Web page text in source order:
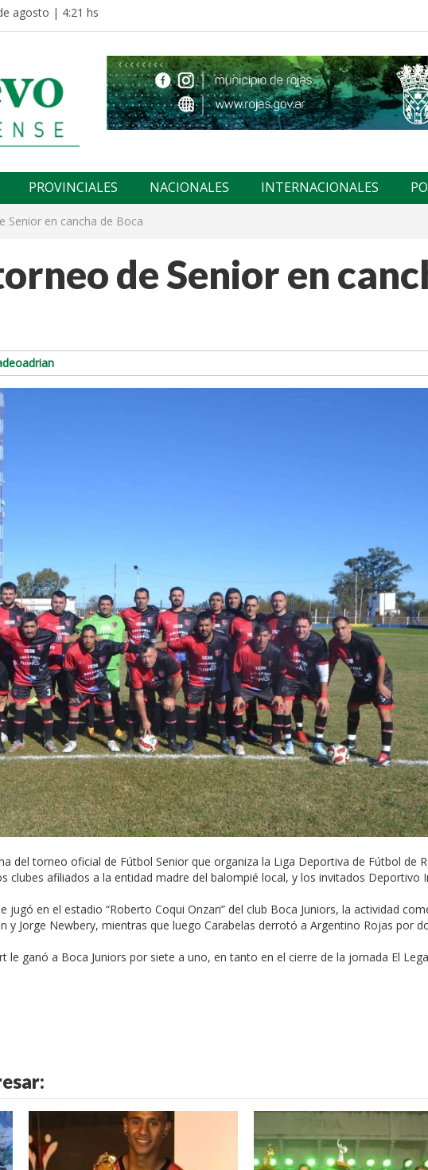
agosto | 4:21 hs
PROVINCIALES NACIONALES INTERNACIONALES
Senior en cancha de Boca
de Senior en
del torneo oficial de Fútbol Senior que organiza la Liga Deportiva de Fútbol de
clubes afiliados a la entidad madre del balompié local, y los invitados Deportivo
jugó en el estadio “Roberto Coqui Onzari” del club Boca Juniors, la actividad
y Jorge Newbery, mientras que luego Carabelas derrotó a Argentino Rojas por
le ganó a Boca Juniors por siete a uno, en tanto en el cierre de la jornada El